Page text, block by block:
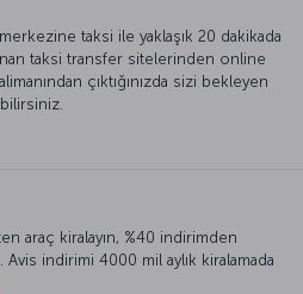
taksi ile yaklaşık 20 dakikada
taksi transfer sitelerinden online
çıktığınızda sizi bekleyen
araç kiralayın, %40 indirimden
Avis indirimi 4000 mil aylık kiralamada